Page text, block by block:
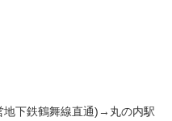
下鉄鶴舞線直通)→丸の内駅